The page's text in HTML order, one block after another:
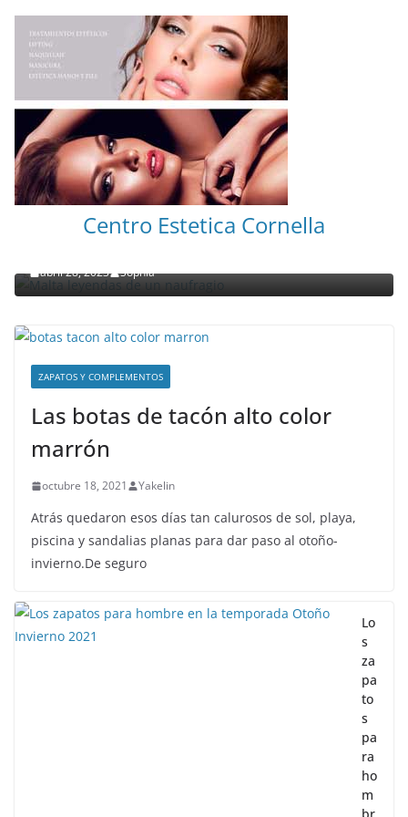
Centro Estetica Cornella
abril 28, 2023 Sophia
ZAPATOS Y COMPLEMENTOS
Las botas de tacón alto color
marrón
octubre 18, 2021 Yakelin
Atrás quedaron esos días tan calurosos de sol, playa,
piscina y sandalias planas para dar paso al otoño-
invierno.De seguro
Lo
s
za
pa
to
s
pa
ra
ho
m